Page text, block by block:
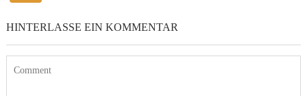
HINTERLASSE EIN KOMMENTAR